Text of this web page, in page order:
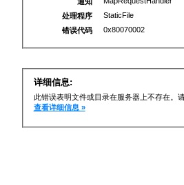
处理程序
StaticFile
错误代码
0x80070002
详细信息:
此错误表明文件或目录在服务器上不存在。
查看详细信息 »